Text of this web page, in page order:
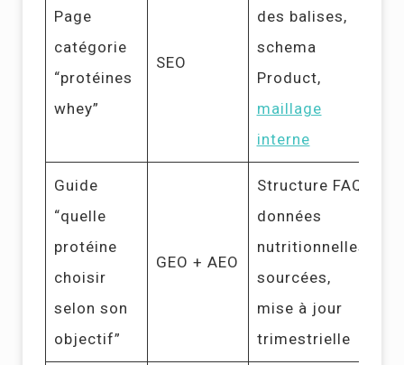
Page
catégorie
“protéines
whey”
SEO
des balises,
schema
Product,
maillage
interne
Guide
“quelle
protéine
choisir
selon son
objectif”
GEO + AEO
Structure FAQ,
données
nutritionnelles
sourcées,
mise à jour
trimestrielle